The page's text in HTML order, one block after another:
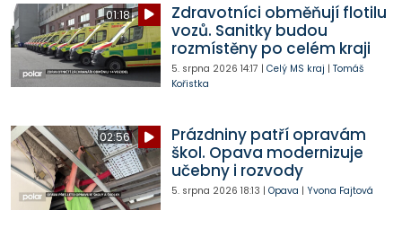
01:18
Zdravotníci obměňují flotilu
vozů. Sanitky budou
rozmístěny po celém kraji
5. srpna 2026 14:17 | Celý MS kraj | Tomáš
Kořistka
02:56
Prázdniny patří opravám
škol. Opava modernizuje
učebny i rozvody
5. srpna 2026 18:13 | Opava | Yvona Fajtová